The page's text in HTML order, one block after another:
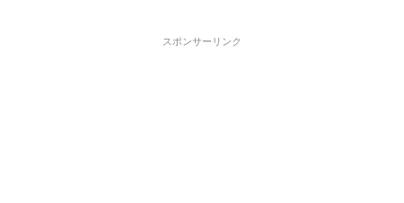
スポンサーリンク